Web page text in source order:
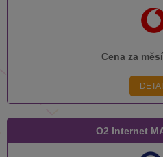
Cena za
O2 Internet